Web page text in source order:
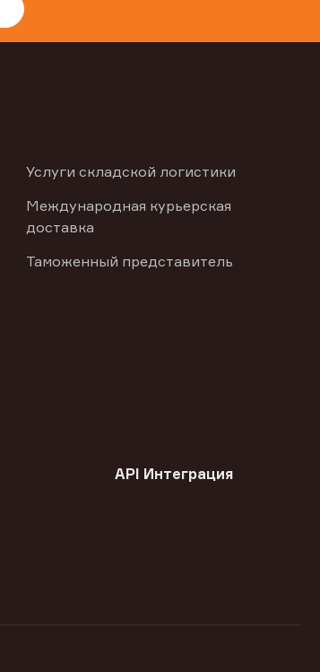
Услуги складской логистики
Международная курьерская
доставка
Таможенный представитель
API Интеграция